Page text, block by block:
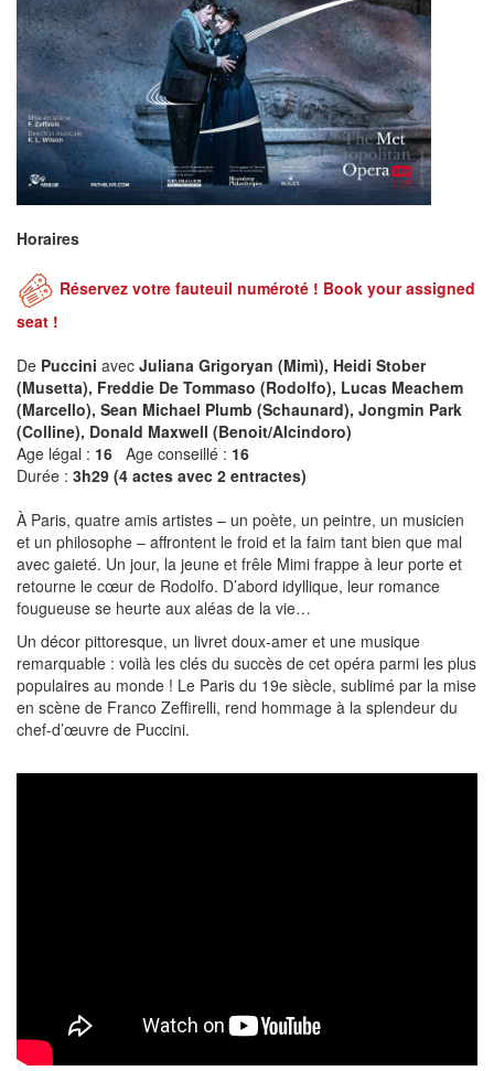
Horaires
Réservez votre fauteuil numéroté ! Book your assigned
seat !
De Puccini avec Juliana Grigoryan (Mimì), Heidi Stober
(Musetta), Freddie De Tommaso (Rodolfo), Lucas Meachem
(Marcello), Sean Michael Plumb (Schaunard), Jongmin Park
(Colline), Donald Maxwell (Benoit/Alcindoro)
Age légal : 16 Age conseillé : 16
Durée : 3h29 (4 actes avec 2 entractes)
À Paris, quatre amis artistes – un poète, un peintre, un musicien
et un philosophe – affrontent le froid et la faim tant bien que mal
avec gaieté. Un jour, la jeune et frêle Mimi frappe à leur porte et
retourne le cœur de Rodolfo. D’abord idyllique, leur romance
fougueuse se heurte aux aléas de la vie…
Un décor pittoresque, un livret doux-amer et une musique
remarquable : voilà les clés du succès de cet opéra parmi les plus
populaires au monde ! Le Paris du 19e siècle, sublimé par la mise
en scène de Franco Zeffirelli, rend hommage à la splendeur du
chef-d’œuvre de Puccini.